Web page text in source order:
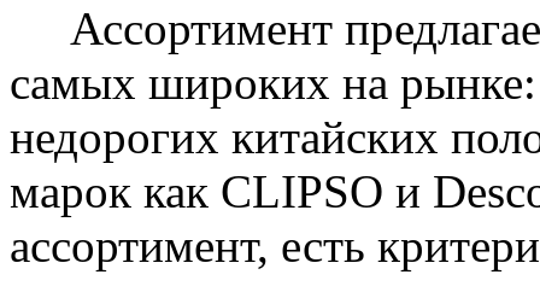
Ассортимент
самых широких на
недорогих китайских
марок как CLIPSO и
ассортимент, есть